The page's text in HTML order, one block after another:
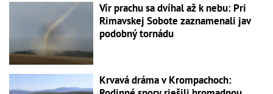
Vír prachu sa dvíhal až k nebu: Pri
Rimavskej Sobote zaznamenali jav
podobný tornádu
Krvavá dráma v Krompachoch: